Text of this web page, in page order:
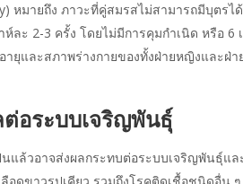
หมายถึง ภาวะที่คู่สมรสไม่สามารถมีบุตร
ห์ละ 2-3 ครั้ง โดยไม่มีการคุมกำเนิด หรือ
ายุและสภาพร่างกายของทั้งฝ่ายหญิงและ
อระบบเจริญพันธุ์
แล้วอาจส่งผลกระทบต่อระบบเจริญพันธุ์แ